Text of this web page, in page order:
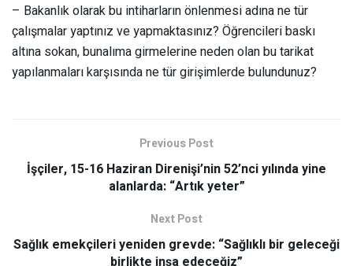
– Bakanlık olarak bu intiharların önlenmesi adına ne tür
çalışmalar yaptınız ve yapmaktasınız? Öğrencileri baskı
altına sokan, bunalıma girmelerine neden olan bu tarikat
yapılanmaları karşısında ne tür girişimlerde bulundunuz?
Previous Post
İşçiler, 15-16 Haziran Direnişi’nin 52’nci yılında yine
alanlarda: “Artık yeter”
Next Post
Sağlık emekçileri yeniden grevde: “Sağlıklı bir geleceği
birlikte inşa edeceğiz”